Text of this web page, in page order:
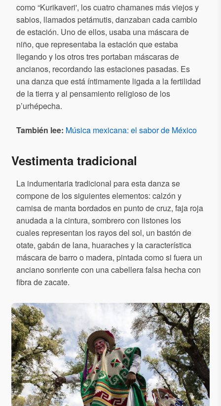
como “Kurikaveri', los cuatro chamanes más viejos y
sabios, llamados petámutis, danzaban cada cambio
de estación. Uno de ellos, usaba una máscara de
niño, que representaba la estación que estaba
llegando y los otros tres portaban máscaras de
ancianos, recordando las estaciones pasadas. Es
una danza que está íntimamente ligada a la fertilidad
de la tierra y al pensamiento religioso de los
p’urhépecha.
También lee: Música mexicana: el sabor de México
Vestimenta tradicional
La indumentaria tradicional para esta danza se
compone de los siguientes elementos: calzón y
camisa de manta bordados en punto de cruz, faja roja
anudada a la cintura, sombrero con listones los
cuales representan los rayos del sol, un bastón de
otate, gabán de lana, huaraches y la característica
máscara de barro o madera, pintada como si fuera un
anciano sonriente con una cabellera falsa hecha con
fibra de zacate.